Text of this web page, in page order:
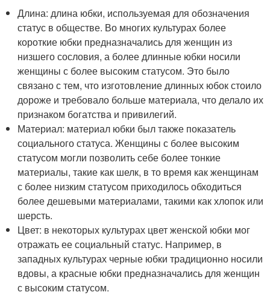
Длина: длина юбки, используемая для обозначения
статус в обществе. Во многих культурах более
короткие юбки предназначались для женщин из
низшего сословия, а более длинные юбки носили
женщины с более высоким статусом. Это было
связано с тем, что изготовление длинных юбок стоило
дороже и требовало больше материала, что делало их
признаком богатства и привилегий.
Материал: материал юбки был также показатель
социального статуса. Женщины с более высоким
статусом могли позволить себе более тонкие
материалы, такие как шелк, в то время как женщинам
с более низким статусом приходилось обходиться
более дешевыми материалами, такими как хлопок или
шерсть.
Цвет: в некоторых культурах цвет женской юбки мог
отражать ее социальный статус. Например, в
западных культурах черные юбки традиционно носили
вдовы, а красные юбки предназначались для женщин
с высоким статусом.